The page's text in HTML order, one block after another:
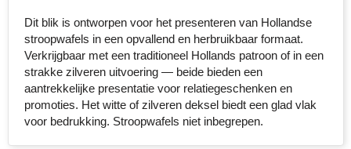
Swiss Peak
TACX
The One Towelling
Dit blik is ontworpen voor het presenteren van Hollandse
stroopwafels in een opvallend en herbruikbaar formaat.
Verkrijgbaar met een traditioneel Hollands patroon of in een
strakke zilveren uitvoering — beide bieden een
aantrekkelijke presentatie voor relatiegeschenken en
promoties. Het witte of zilveren deksel biedt een glad vlak
voor bedrukking. Stroopwafels niet inbegrepen.